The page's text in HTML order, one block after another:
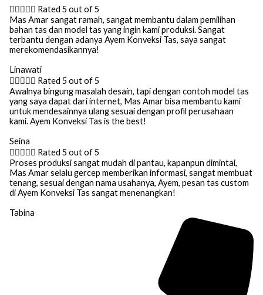
 Rated 5 out of 5
Mas Amar sangat ramah, sangat membantu dalam pemilihan
bahan tas dan model tas yang ingin kami produksi. Sangat
terbantu dengan adanya Ayem Konveksi Tas, saya sangat
merekomendasikannya!
Linawati
 Rated 5 out of 5
Awalnya bingung masalah desain, tapi dengan contoh model tas
yang saya dapat dari internet, Mas Amar bisa membantu kami
untuk mendesainnya ulang sesuai dengan profil perusahaan
kami. Ayem Konveksi Tas is the best!
Seina
 Rated 5 out of 5
Proses produksi sangat mudah di pantau, kapanpun dimintai,
Mas Amar selalu gercep memberikan informasi, sangat membuat
tenang, sesuai dengan nama usahanya, Ayem, pesan tas custom
di Ayem Konveksi Tas sangat menenangkan!
Tabina